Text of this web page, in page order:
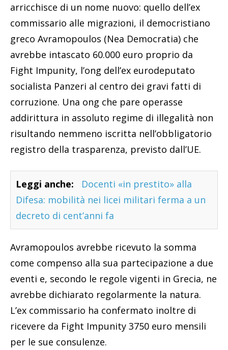
arricchisce di un nome nuovo: quello dell’ex
commissario alle migrazioni, il democristiano
greco Avramopoulos (Nea Democratia) che
avrebbe intascato 60.000 euro proprio da
Fight Impunity, l’ong dell’ex eurodeputato
socialista Panzeri al centro dei gravi fatti di
corruzione. Una ong che pare operasse
addirittura in assoluto regime di illegalità non
risultando nemmeno iscritta nell’obbligatorio
registro della trasparenza, previsto dall’UE.
Leggi anche:
Docenti «in prestito» alla
Difesa: mobilità nei licei militari ferma a un
decreto di cent’anni fa
Avramopoulos avrebbe ricevuto la somma
come compenso alla sua partecipazione a due
eventi e, secondo le regole vigenti in Grecia, ne
avrebbe dichiarato regolarmente la natura.
L’ex commissario ha confermato inoltre di
ricevere da Fight Impunity 3750 euro mensili
per le sue consulenze.